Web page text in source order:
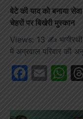
बेटे की याद को बनाया
चेहरों पर बिखेरी मुस्कान
Views: 13 ✍️
में अग्रवाल परिवार की